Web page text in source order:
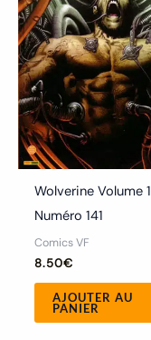
Wolverine Volume 1
Numéro 141
Comics VF
8.50€
AJOUTER AU
PANIER